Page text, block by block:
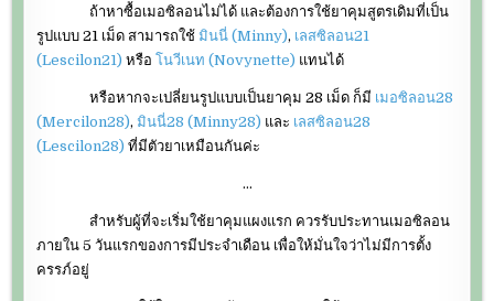
ถ้าหาซื้อเมอซิลอนไม่ได้ และต้องการใช้ยาคุมสูตรเดิมที่เป็น
รูปแบบ 21 เม็ด สามารถใช้มินนี่ (Minny), เลสซิลอน21
(Lescilon21) หรือโนวีเนท (Novynette) แทนได้
หรือหากจะเปลี่ยนรูปแบบเป็นยาคุม 28 เม็ด ก็มี เมอซิลอน28
(Mercilon28),มินนี่28 (Minny28) และ เลสซิลอน28
(Lescilon28) ที่มีตัวยาเหมือนกันค่ะ
…
สำหรับผู้ที่จะเริ่มใช้ยาคุมแผงแรก ควรรับประทานเมอซิลอน
ภายใน 5 วันแรกของการมีประจำเดือน เพื่อให้มั่นใจว่าไม่มีการตั้ง
ครรภ์อยู่